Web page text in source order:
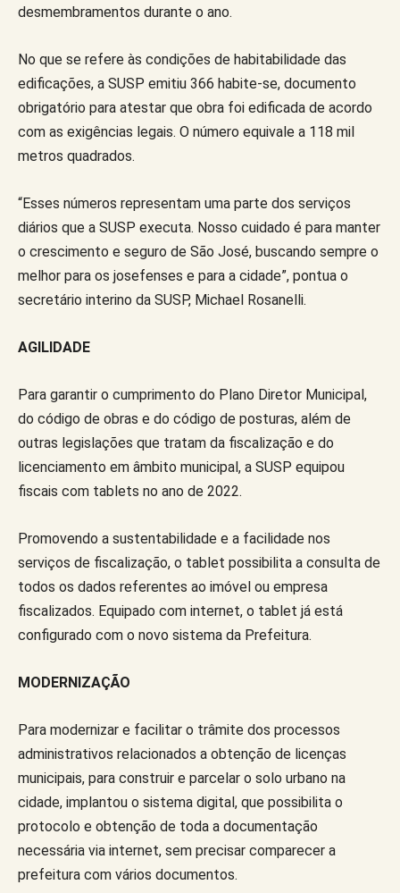
desmembramentos durante o ano.
No que se refere às condições de habitabilidade das
edificações, a SUSP emitiu 366 habite-se, documento
obrigatório para atestar que obra foi edificada de acordo
com as exigências legais. O número equivale a 118 mil
metros quadrados.
“Esses números representam uma parte dos serviços
diários que a SUSP executa. Nosso cuidado é para manter
o crescimento e seguro de São José, buscando sempre o
melhor para os josefenses e para a cidade”, pontua o
secretário interino da SUSP, Michael Rosanelli.
AGILIDADE
Para garantir o cumprimento do Plano Diretor Municipal,
do código de obras e do código de posturas, além de
outras legislações que tratam da fiscalização e do
licenciamento em âmbito municipal, a SUSP equipou
fiscais com tablets no ano de 2022.
Promovendo a sustentabilidade e a facilidade nos
serviços de fiscalização, o tablet possibilita a consulta de
todos os dados referentes ao imóvel ou empresa
fiscalizados. Equipado com internet, o tablet já está
configurado com o novo sistema da Prefeitura.
MODERNIZAÇÃO
Para modernizar e facilitar o trâmite dos processos
administrativos relacionados a obtenção de licenças
municipais, para construir e parcelar o solo urbano na
cidade, implantou o sistema digital, que possibilita o
protocolo e obtenção de toda a documentação
necessária via internet, sem precisar comparecer a
prefeitura com vários documentos.